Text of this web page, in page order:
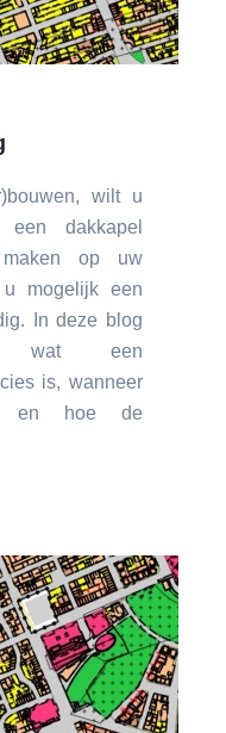
wilt u
een dakkapel
op uw
u mogelijk een
In deze blog
wat een
is, wanneer
en hoe de